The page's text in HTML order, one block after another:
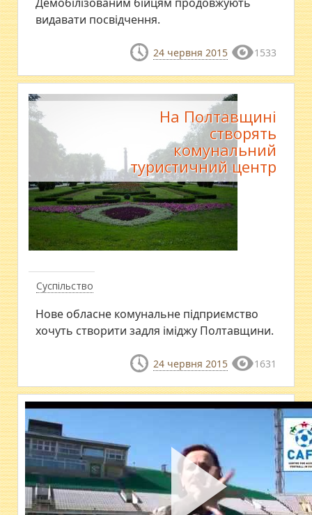
видавати посвідчення.
24 червня 2015 1533
Суспільство
На Полтавщині
створять
комунальний
туристичний центр
Нове обласне комунальне підприємство
хочуть створити задля іміджу Полтавщини.
24 червня 2015 1631